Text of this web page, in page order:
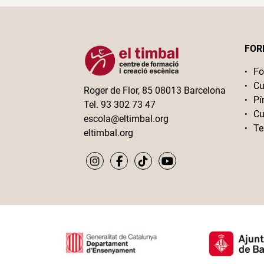
Roger de Flor, 85 08013 Barcelona
Tel. 93 302 73 47
escola@eltimbal.org
eltimbal.org